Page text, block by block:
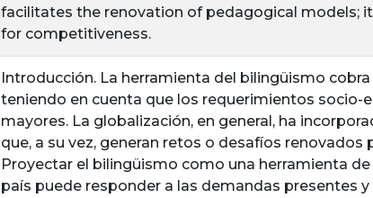
facilitates the renovation of pedagogical models;
for competitiveness.
Introducción. La herramienta del bilingüismo
teniendo en cuenta que los requerimientos socio-
mayores. La globalización, en general, ha
que, a su vez, generan retos o desafíos
Proyectar el bilingüismo como una herramienta
país puede responder a las demandas presentes